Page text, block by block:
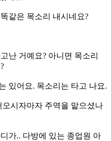
같은 목소리 내시네요?
난 거예요? 아니면 목소리
있어요. 목소리는 타고 나요.
시자마자 주역을 맡으셨나
가.. 다방에 있는 종업원 아